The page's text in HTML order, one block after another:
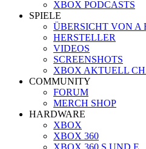
XBOX PODCASTS
SPIELE
ÜBERSICHT VON A
HERSTELLER
VIDEOS
SCREENSHOTS
XBOX AKTUELL
COMMUNITY
FORUM
MERCH SHOP
HARDWARE
XBOX
XBOX 360
XBOX 360 S UND E